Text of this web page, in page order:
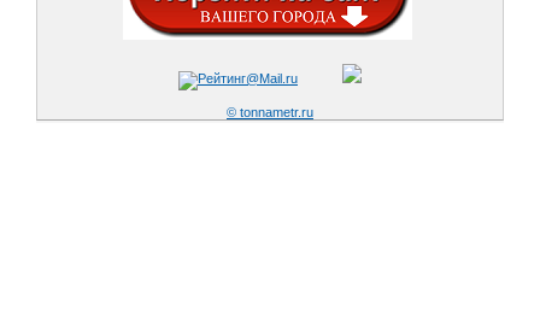
© tonnametr.ru